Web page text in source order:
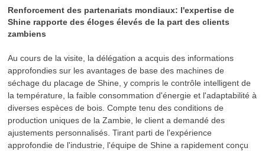
Renforcement des partenariats mondiaux: l'expertise de
Shine rapporte des éloges élevés de la part des clients
zambiens
Au cours de la visite, la délégation a acquis des informations
approfondies sur les avantages de base des machines de
séchage du placage de Shine, y compris le contrôle intelligent de
la température, la faible consommation d'énergie et l'adaptabilité à
diverses espèces de bois. Compte tenu des conditions de
production uniques de la Zambie, le client a demandé des
ajustements personnalisés. Tirant parti de l'expérience
approfondie de l'industrie, l'équipe de Shine a rapidement conçu